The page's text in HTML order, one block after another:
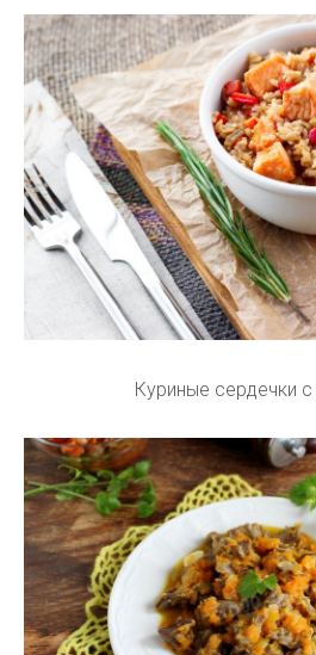
Куриные сердечки